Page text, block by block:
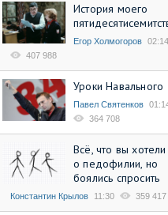
История моего
Егор Холмогоров 02:14
407 988
Уроки Навального
Павел Святенков
364 708
Всё, что вы хотели
о педофилии, но
боялись спросить
Константин Крылов 11:30 359 417